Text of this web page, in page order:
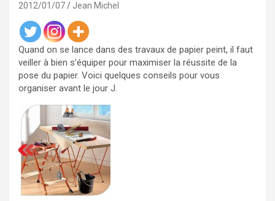
2012/01/07 Jean Michel
Quand on se lance dans des travaux de papier peint, il faut
veiller à bien s’équiper pour maximiser la réussite de la
pose du papier. Voici quelques conseils pour vous
organiser avant le jour J.